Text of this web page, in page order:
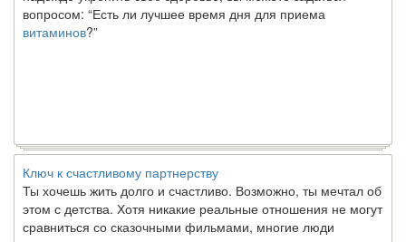
витаминов ?”
Ключ к счастливому партнерству
Ты хочешь жить долго и счастливо. Возможно, ты мечтал об
этом с детства. Хотя никакие реальные отношения не могут
сравниться со сказочными фильмами, многие люди
наслаждаются...